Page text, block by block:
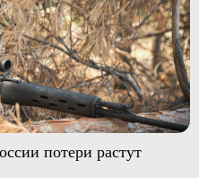
потери растут